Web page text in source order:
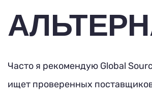
Часто я рекомендую Global
ищет проверенных